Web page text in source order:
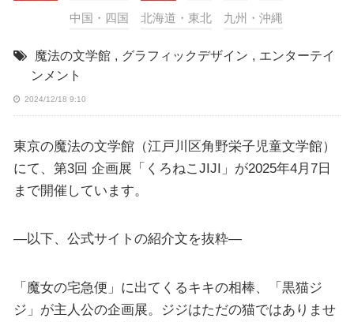
中国・四国 北海道・東北 九州・沖縄
魔法の文学館 , グラフィックデザイン , エンターテイ
ンメント
2024/12/18 9:10
東京の魔法の文学館（江戸川区角野栄子児童文学館）
にて、第3回 企画展「くろねこJIJI」が2025年4月7日
まで開催しています。
—以下、公式サイトの紹介文を抜粋—
「魔女の宅急便」に出てくるキキの相棒、「黒猫ジ
ジ」が主人公の企画展。ジジはただの猫ではありませ